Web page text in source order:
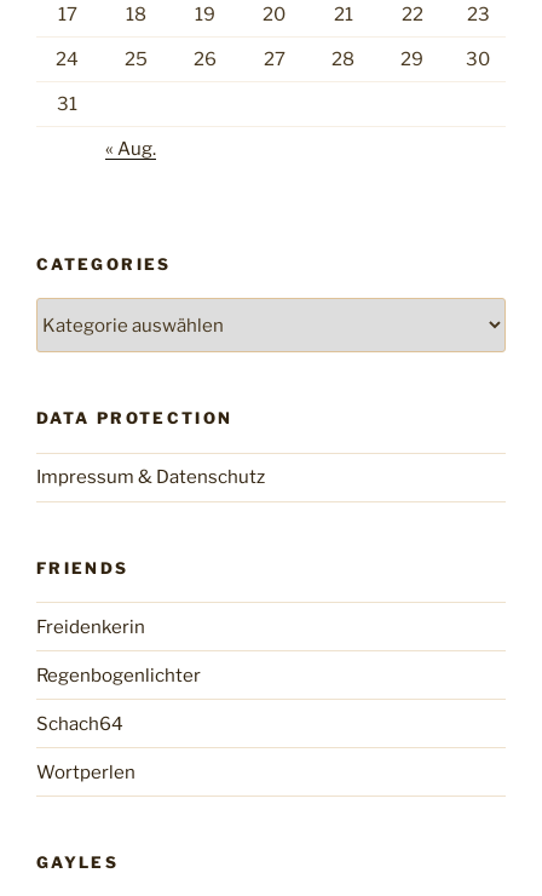
17 18 19 20 21 22 23
24 25 26 27 28 29 30
31
« Aug.
CATEGORIES
DATA PROTECTION
Impressum & Datenschutz
FRIENDS
Freidenkerin
Regenbogenlichter
Schach64
Wortperlen
GAYLES